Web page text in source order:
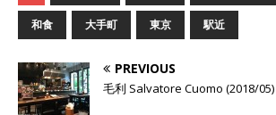
和食 大手町 東京 駅近
PREVIOUS
毛利 Salvatore Cuomo (2018/05)